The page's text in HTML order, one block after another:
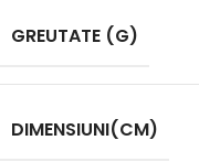
GREUTATE (G)
DIMENSIUNI(CM)